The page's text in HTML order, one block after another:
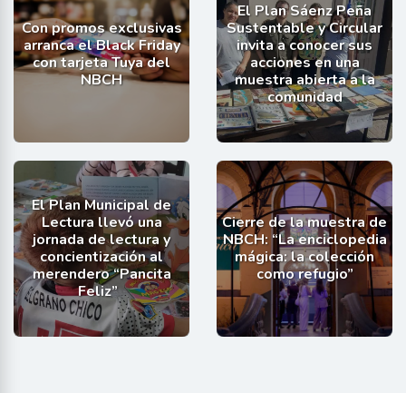
Con promos exclusivas
arranca el Black Friday
con tarjeta Tuya del
NBCH
El Plan Sáenz Peña
Sustentable y Circular
invita a conocer sus
acciones en una
muestra abierta a la
comunidad
El Plan Municipal de
Lectura llevó una
jornada de lectura y
concientización al
merendero “Pancita
Feliz”
Cierre de la muestra de
NBCH: “La enciclopedia
mágica: la colección
como refugio”